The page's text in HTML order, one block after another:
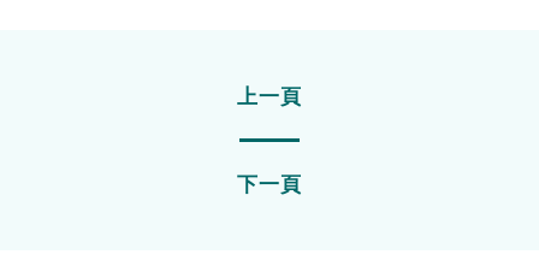
上一頁
下一頁